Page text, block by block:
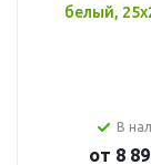
белый,
В
от 8